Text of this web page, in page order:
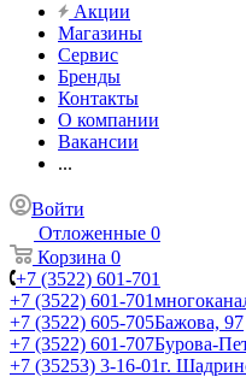
Акции
Магазины
Сервис
Бренды
Контакты
О компании
Вакансии
...
Войти
Отложенные 0
Корзина 0
+7 (3522) 601-701
+7 (3522) 601-701
+7 (3522) 605-705Бажова, 97
+7 (3522) 601-707Бурова-
+7 (35253) 3-16-01г.